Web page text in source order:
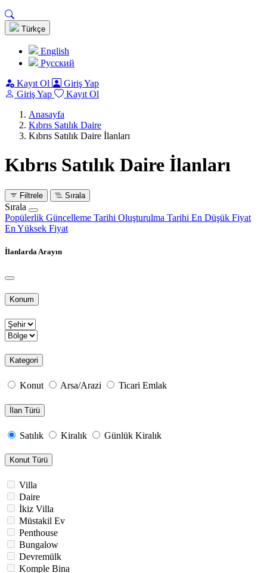
Türkçe
English
Pусский
Kayıt Ol
Giriş Yap
Giriş Yap
Kayıt Ol
Anasayfa
Kıbrıs Satılık Daire
Kıbrıs Satılık Daire İlanları
Kıbrıs Satılık Daire İlanları
Filtrele Sırala
Sırala
Popülerlik Güncelleme Tarihi Oluşturulma Tarihi En Düşük Fiyat
En Yüksek Fiyat
İlanlarda Arayın
Konum
Kategori
Konut Arsa/Arazi Ticari Emlak
İlan Türü
Satılık Kiralık Günlük Kiralık
Konut Türü
Villa
Daire
İkiz Villa
Müstakil Ev
Penthouse
Bungalow
Devremülk
Komple Bina